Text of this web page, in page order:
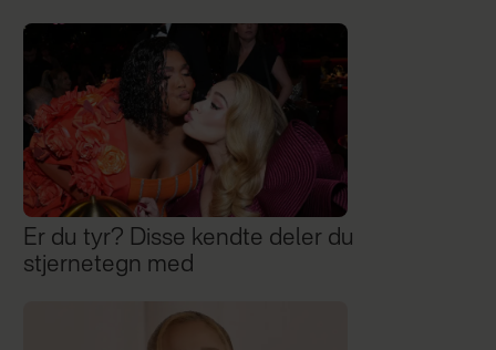
Er du tyr? Disse kendte deler du
stjernetegn med